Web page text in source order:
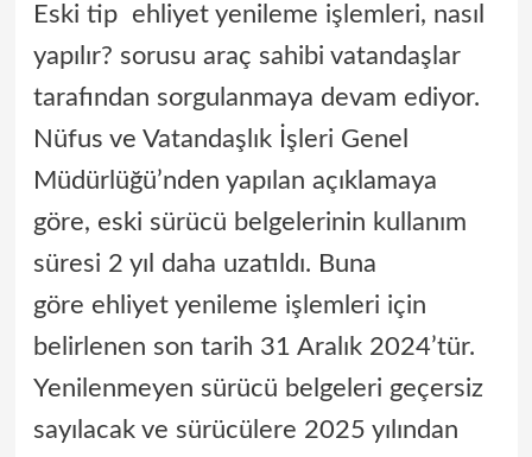
Eski tip ehliyet yenileme işlemleri, nasıl
yapılır? sorusu araç sahibi vatandaşlar
tarafından sorgulanmaya devam ediyor.
Nüfus ve Vatandaşlık İşleri Genel
Müdürlüğü’nden yapılan açıklamaya
göre, eski sürücü belgelerinin kullanım
süresi 2 yıl daha uzatıldı. Buna
göre ehliyet yenileme işlemleri için
belirlenen son tarih 31 Aralık 2024’tür.
Yenilenmeyen sürücü belgeleri geçersiz
sayılacak ve sürücülere 2025 yılından